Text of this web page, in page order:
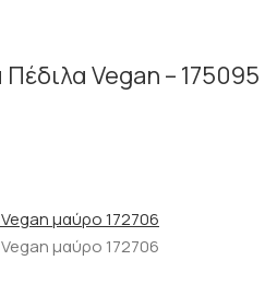
Vegan – 175095